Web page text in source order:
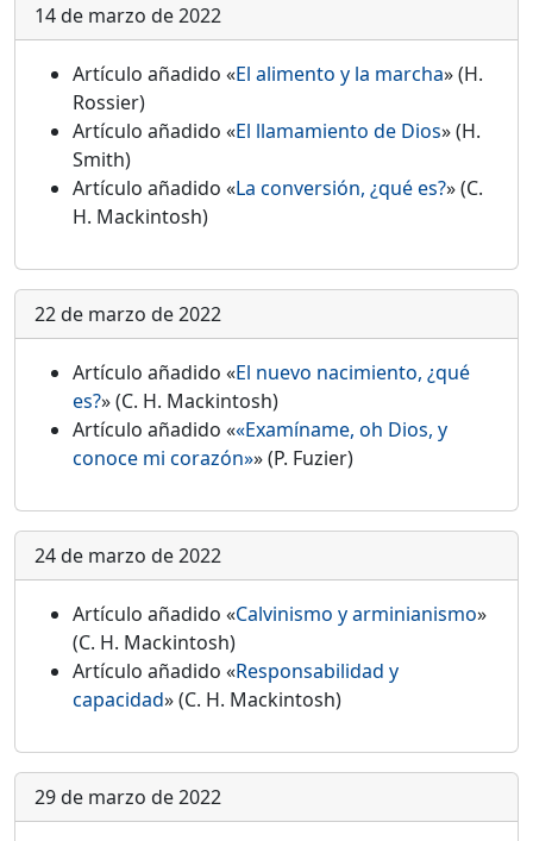
14 de marzo de 2022
Artículo añadido «El alimento y la marcha» (H.
Rossier)
Artículo añadido «El llamamiento de Dios» (H.
Smith)
Artículo añadido «La conversión, ¿qué es?» (C.
H. Mackintosh)
22 de marzo de 2022
Artículo añadido «El nuevo nacimiento, ¿qué
es?» (C. H. Mackintosh)
Artículo añadido ««Examíname, oh Dios, y
conoce mi corazón»» (P. Fuzier)
24 de marzo de 2022
Artículo añadido «Calvinismo y arminianismo»
(C. H. Mackintosh)
Artículo añadido «Responsabilidad y
capacidad» (C. H. Mackintosh)
29 de marzo de 2022